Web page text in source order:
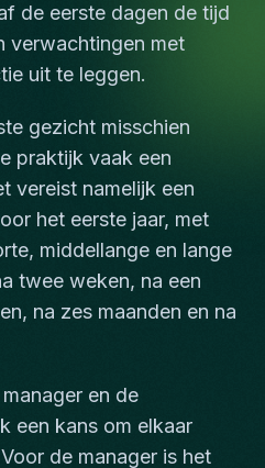
de eerste dagen de tijd
verwachtingen met
uit te leggen.
gezicht misschien
praktijk vaak een
vereist namelijk een
het eerste jaar, met
middellange en lange
twee weken, na een
na zes maanden en na
en de
een kans om elkaar
de manager is het